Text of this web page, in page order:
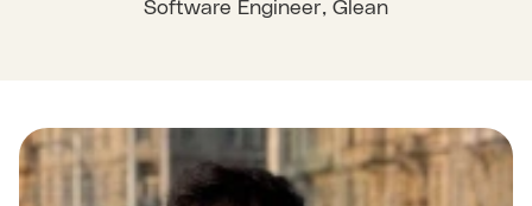
Software Engineer, Glean